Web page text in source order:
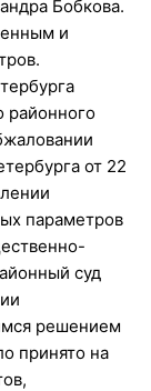
Бобкова.
и
районного
от 22
параметров
суд
решением
принято на